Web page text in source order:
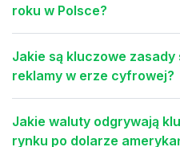
roku w Polsce?
Jakie są kluczowe
reklamy w erze cyfrowej?
Jakie waluty odgrywają
rynku po dolarze